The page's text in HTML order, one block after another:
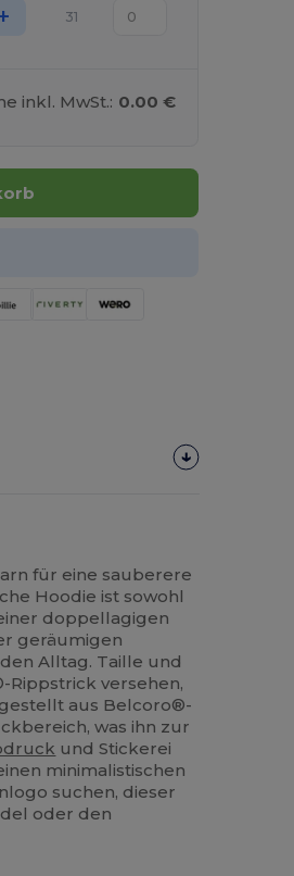
31
inkl. MwSt.: 0.00 €
für eine sauberere
Hoodie ist sowohl
doppellagigen
geräumigen
Alltag. Taille und
versehen,
aus Belcoro®-
was ihn zur
und Stickerei
minimalistischen
suchen, dieser
oder den